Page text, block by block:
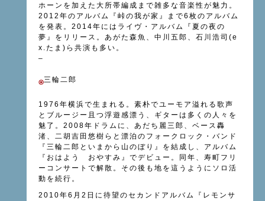
ホーンを加えた大所帯編成まで雑多な音楽性が魅力。
2012年のアルバム『峠の我が家』まで6枚のアルバム
を発表。2014年にはライヴ・アルバム『夏の夜の
夢』をリリース。あがた森魚、中川五郎、石川浩司(e
x.たま)ら共演も多い。
–
三輪二郎
1976年横浜で生まれる。素朴でユーモア溢れる歌声
とブルージー且つ浮遊感漂う、ギターは多くの人々を
魅了。2008年ドラムに、あだち麗三郎、ベース轟
渚、二胡吉田悠樹らと漂泊のフォークロック・バンド
『三輪二郎といまから山のぼり』を結成し、アルバム
『おはよう おやすみ』でデビュー。同年、寿町フリ
ーコンサートで解散。その後も地を這うようにソロ活
動を続行。
2010年6月2日に待望のセカンドアルバム『レモンサ